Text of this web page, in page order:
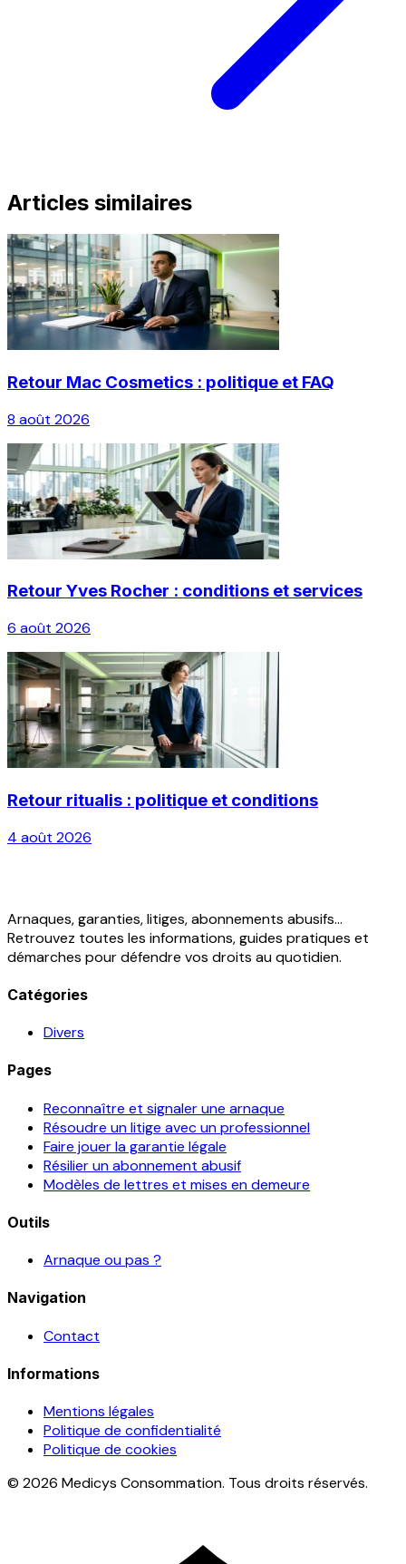
Articles similaires
Retour Mac Cosmetics : politique et FAQ
8 août 2026
Retour Yves Rocher : conditions et services
6 août 2026
Retour ritualis : politique et conditions
4 août 2026
Arnaques, garanties, litiges, abonnements abusifs...
Retrouvez toutes les informations, guides pratiques et
démarches pour défendre vos droits au quotidien.
Catégories
Divers
Pages
Reconnaître et signaler une arnaque
Résoudre un litige avec un professionnel
Faire jouer la garantie légale
Résilier un abonnement abusif
Modèles de lettres et mises en demeure
Outils
Arnaque ou pas ?
Navigation
Contact
Informations
Mentions légales
Politique de confidentialité
Politique de cookies
© 2026 Medicys Consommation. Tous droits réservés.